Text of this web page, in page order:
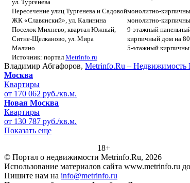
ул. Тургенева
Пересечение улиц Тургенева и Садовоймонолитно-
ЖК «Славянский», ул. Калинина
монолитно-
Поселок Михнево, квартал Южный,
9-этажный
Ситне-Щелканово, ул. Мира
кирпичный дом на 80
Малино
5-этажный
Источник: портал Metrinfo.ru
Владимир Абгафоров, Metrinfo.Ru –
Москва
Квартиры
от 170 062 руб./кв.м.
Новая Москва
Квартиры
от 130 787 руб./кв.м.
Показать еще
18+
© Портал о недвижимости Metrinfo.Ru, 2026
Использование материалов сайта www.metrinfo.ru
Пишите нам на info@metrinfo.ru